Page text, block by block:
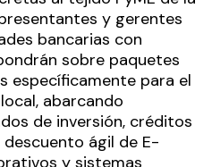
y gerentes
bancarias con
sobre paquetes
específicamente para el
abarcando
de inversión, créditos
ágil de E-
y sistemas